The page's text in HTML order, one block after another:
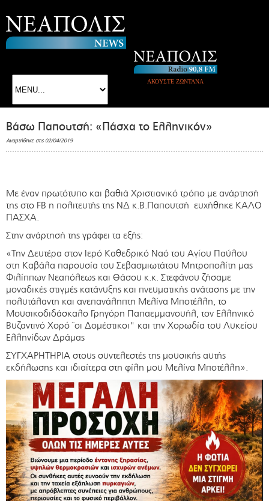
ΑΚΟΥΣΤΕ ΖΩΝΤΑΝΑ
Βάσω Παπουτσή: «Πάσχα το Ελληνικόν»
Αναρτήθηκε στις 02/04/2019
Με έναν πρωτότυπο και βαθιά Χριστιανικό τρόπο με ανάρτησή
της στο FB η πολιτευτής της ΝΔ κ.Β.Παπουτσή ευχήθηκε ΚΑΛΟ
ΠΑΣΧΑ.
Στην ανάρτησή της γράφει τα εξής:
«Την Δευτέρα στον Ιερό Καθεδρικό Ναό του Αγίου Παύλου
στη Καβάλα παρουσία του Σεβασμιωτάτου Μητροπολίτη μας
Φιλίππων Νεαπόλεως και Θάσου κ.κ. Στεφάνου ζήσαμε
μοναδικές στιγμές κατάνυξης και πνευματικής ανάτασης με την
πολυτάλαντη και ανεπανάληπτη Μελίνα Μποτέλλη, το
Μουσικοδιδάσκαλο Γρηγόρη Παπαεμμανουήλ, τον Ελληνικό
Βυζαντινό Χορό ¨οι Δομέστικοι" και την Χορωδία του Λυκείου
Ελληνίδων Δράμας
ΣΥΓΧΑΡΗΤΗΡΙΑ στους συντελεστές της μουσικής αυτής
εκδήλωσης και ιδιαίτερα στη φίλη μου Μελίνα Μποτέλλη».